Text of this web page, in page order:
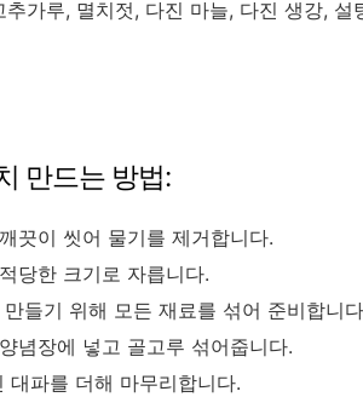
가루, 멸치젓, 다진 마늘, 다진 생강, 설
만드는 방법:
끗이 씻어 물기를 제거합니다.
당한 크기로 자릅니다.
들기 위해 모든 재료를 섞어 준비합니
념장에 넣고 골고루 섞어줍니다.
대파를 더해 마무리합니다.